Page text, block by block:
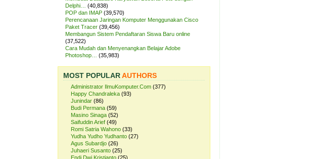
Delphi…
(40,838)
POP dan IMAP (39,570)
Perencanaan Jaringan Komputer Menggunakan Cisco
Paket Tracer (39,456)
Membangun Sistem Pendaftaran Siswa Baru online
(37,522)
Cara Mudah dan Menyenangkan Belajar Adobe
Photoshop…
(35,983)
MOST POPULARAUTHORS
Administrator IlmuKomputer.Com (377)
Happy Chandraleka (93)
Junindar (86)
Budi Permana (59)
Masino Sinaga (52)
Saifuddin Arief (49)
Romi Satria Wahono (33)
Yudha Yudho Yudhanto (27)
Agus Subardjo (26)
Juhaeri Susanto (25)
Endi Dwi Kristianto (25)